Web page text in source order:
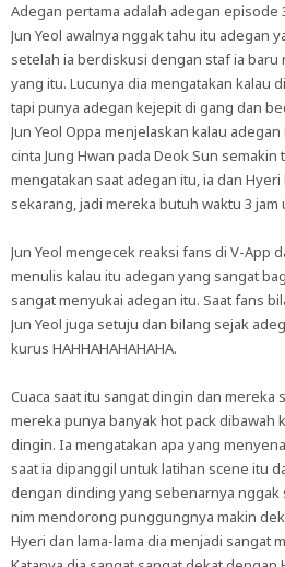
Adegan pertama adalah adegan episode
Jun Yeol awalnya nggak tahu itu adegan
setelah ia berdiskusi dengan staf ia
yang itu. Lucunya dia mengatakan kalau
tapi punya adegan kejepit di gang dan
Jun Yeol Oppa menjelaskan kalau
cinta Jung Hwan pada Deok Sun semakin
mengatakan saat adegan itu, ia dan
sekarang, jadi mereka butuh waktu 3
Jun Yeol mengecek reaksi fans di V-App
menulis kalau itu adegan yang sangat
sangat menyukai adegan itu. Saat fans
Jun Yeol juga setuju dan bilang sejak
kurus HAHHAHAHAHAHA.
Cuaca saat itu sangat dingin dan mereka
mereka punya banyak hot pack dibawah
dingin. Ia mengatakan apa yang
saat ia dipanggil untuk latihan scene itu
dengan dinding yang sebenarnya nggak
nim mendorong punggungnya makin
Hyeri dan lama-lama dia menjadi sangat